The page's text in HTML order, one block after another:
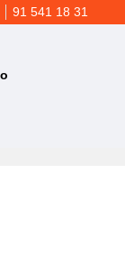
91 541 18 31